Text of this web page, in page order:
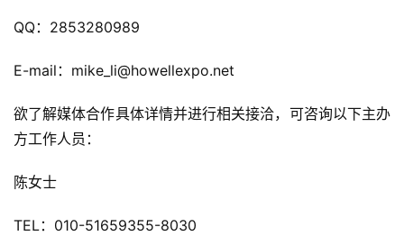
会
上
海
站
QQ：2853280989
E-mail：mike_li@howellexpo.net
欲了解媒体合作具体详情并进行相关接洽，可咨询以下主办
方工作人员：
陈女士
TEL：010-51659355-8030